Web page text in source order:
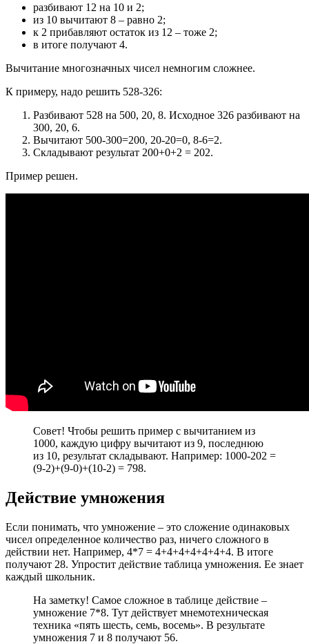
разбивают 12 на 10 и 2;
из 10 вычитают 8 – равно 2;
к 2 прибавляют остаток из 12 – тоже 2;
в итоге получают 4.
Вычитание многозначных чисел немногим сложнее.
К примеру, надо решить 528-326:
Разбивают 528 на 500, 20, 8. Исходное 326 разбивают на
300, 20, 6.
Вычитают 500-300=200, 20-20=0, 8-6=2.
Складывают результат 200+0+2 = 202.
Пример решен.
Совет! Чтобы решить пример с вычитанием из
1000, каждую цифру вычитают из 9, последнюю
из 10, результат складывают. Например: 1000-202 =
(9-2)+(9-0)+(10-2) = 798.
Действие умножения
Если понимать, что умножение – это сложение одинаковых
чисел определенное количество раз, ничего сложного в
действии нет. Например, 4*7 = 4+4+4+4+4+4+4. В итоге
получают 28. Упростит действие таблица умножения. Ее знает
каждый школьник.
На заметку! Самое сложное в таблице действие –
умножение 7*8. Тут действует мнемотехническая
техника «пять шесть, семь, восемь». В результате
умножения 7 и 8 получают 56.